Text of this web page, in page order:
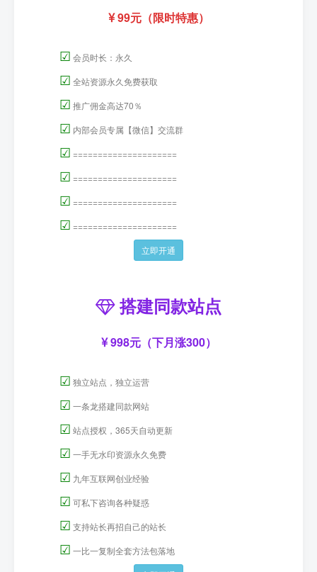
99元（限时特惠）
☑ 会员时长：永久
☑ 全站资源永久免费获取
☑ 推广佣金高达70％
☑ 内部会员专属【微信】交流群
☑ =====================
☑ =====================
☑ =====================
☑ =====================
立即开通
搭建同款站点
998元（下月涨300）
☑ 独立站点，独立运营
☑ 一条龙搭建同款网站
☑ 站点授权，365天自动更新
☑ 一手无水印资源永久免费
☑ 九年互联网创业经验
☑ 可私下咨询各种疑惑
☑ 支持站长再招自己的站长
☑ 一比一复制全套方法包落地